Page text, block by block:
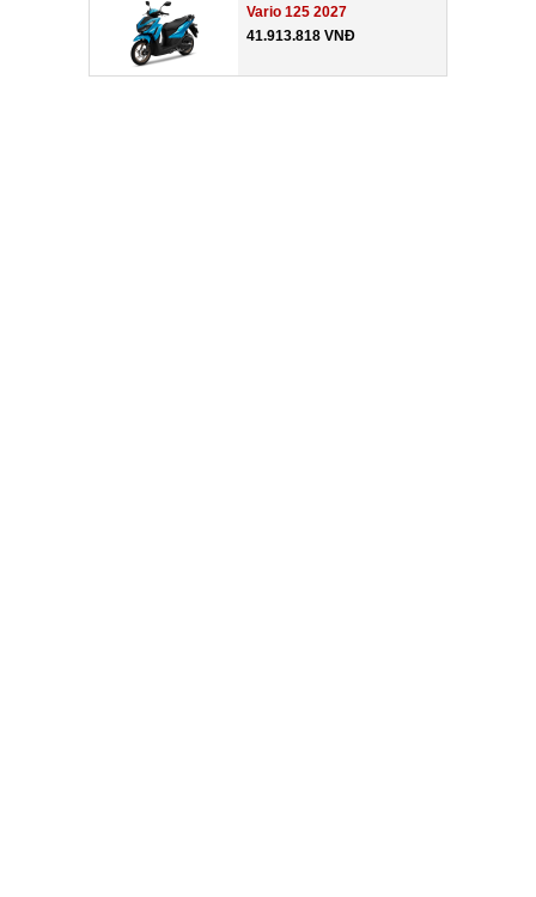
Vario 125 2027
41.913.818 VNĐ